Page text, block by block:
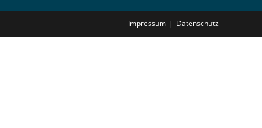
Impressum Datenschutz